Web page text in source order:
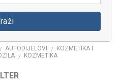
/ AUTODIJELOVI / KOZMETIKA I
/ KOZMETIKA